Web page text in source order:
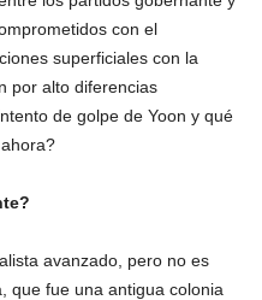
con el
superficiales con la
por alto diferencias
de golpe de Yoon y qué
avanzado, pero no es
que fue una antigua colonia